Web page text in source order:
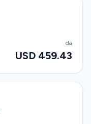
da
USD 459.43